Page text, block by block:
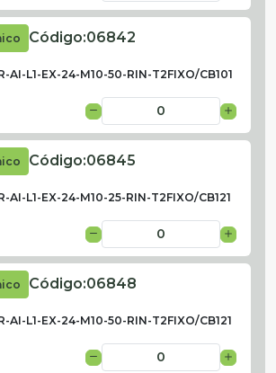
Código:06842
AI-L1-EX-24-M10-50-RIN-T2FIXO/CB101
Código:06845
AI-L1-EX-24-M10-25-RIN-T2FIXO/CB121
Código:06848
AI-L1-EX-24-M10-50-RIN-T2FIXO/CB121